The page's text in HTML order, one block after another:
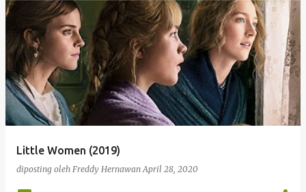
Little Women (2019)
diposting oleh Freddy Hernawan April 28, 2020